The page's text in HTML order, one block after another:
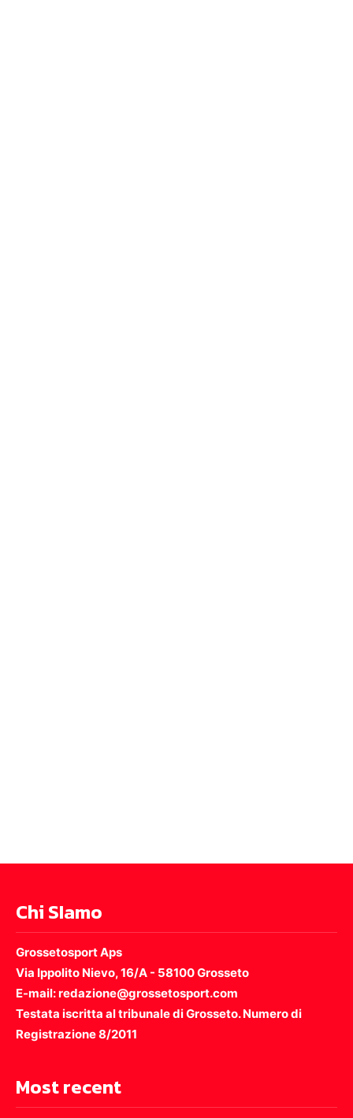
Chi SIamo
Grossetosport Aps
Via Ippolito Nievo, 16/A - 58100 Grosseto
E-mail: redazione@grossetosport.com
Testata iscritta al tribunale di Grosseto. Numero di
Registrazione 8/2011
Most recent